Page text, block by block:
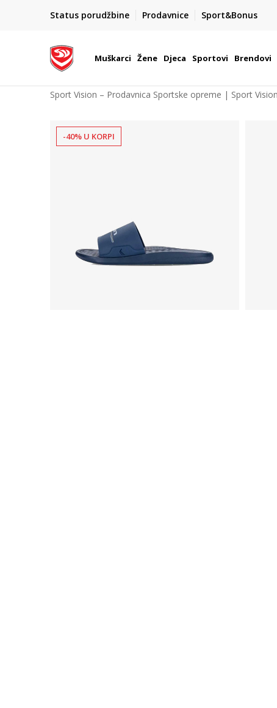
Status porudžbine Prodavnice Sport&Bonus
POZOVITE NAS NA : 055/490-400
Pon-Pet od 9h - 16h
Muškarci Žene Djeca Sportovi Brendovi
Sport Vision – Prodavnica Sportske opreme | Sport Vision
-40% U KORPI